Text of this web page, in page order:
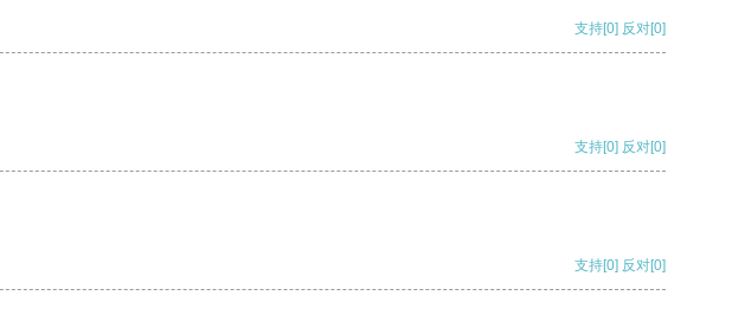
支持[0] 反对[0]
支持[0] 反对[0]
支持[0] 反对[0]